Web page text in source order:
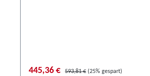
445,36 € 593,81 € (25% gespart)